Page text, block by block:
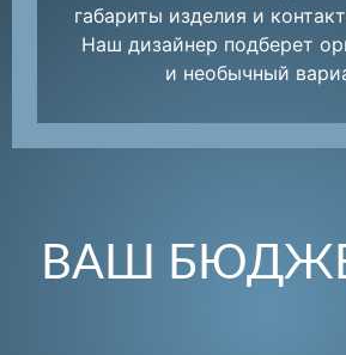
габариты изделия и
Наш дизайнер подберет
и необычный
ВАШ